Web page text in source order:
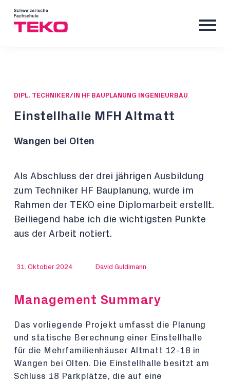
DIPL. TECHNIKER/IN HF BAUPLANUNG INGENIEURBAU
Einstellhalle MFH Altmatt
Wangen bei Olten
Als Abschluss der drei jährigen Ausbildung
zum Techniker HF Bauplanung, wurde im
Rahmen der TEKO eine Diplomarbeit erstellt.
Beiliegend habe ich die wichtigsten Punkte
aus der Arbeit notiert.
31. Oktober 2024 David Guldimann
Management Summary
Das vorliegende Projekt umfasst die Planung
und statische Berechnung einer Einstellhalle
für die Mehrfamilienhäuser Altmatt 12-18 in
Wangen bei Olten. Die Einstellhalle besitzt am
Schluss 18 Parkplätze, die auf eine